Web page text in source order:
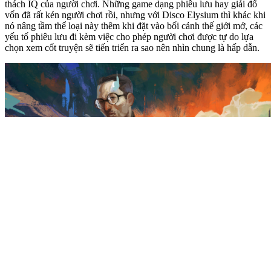
thách IQ của người chơi. Những game dạng phiêu lưu hay giải đố
vốn đã rất kén người chơi rồi, nhưng với Disco Elysium thì khác khi
nó nâng tầm thể loại này thêm khi đặt vào bối cảnh thế giới mở, các
yếu tố phiêu lưu đi kèm việc cho phép người chơi được tự do lựa
chọn xem cốt truyện sẽ tiến triển ra sao nên nhìn chung là hấp dẫn.